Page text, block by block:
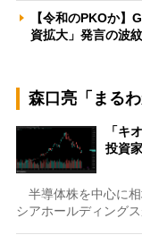
【令和のPKOか】
資拡大」発言の
森口亮「まる
「キ
投資
半導体株を中心に相
シアホールディング